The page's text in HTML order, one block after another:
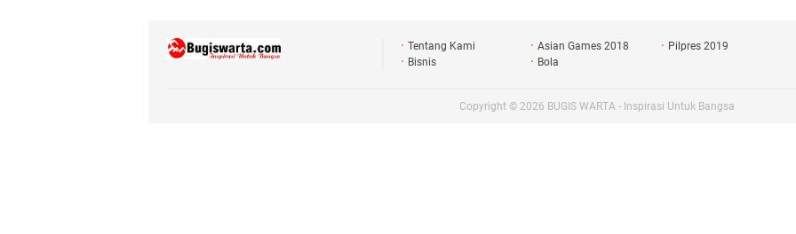
Tentang Kami Asian Games 2018
Pilpres 2019
Bisnis
Bola
Copyright © 2026 BUGIS WARTA - Inspirasi Untuk Bangsa